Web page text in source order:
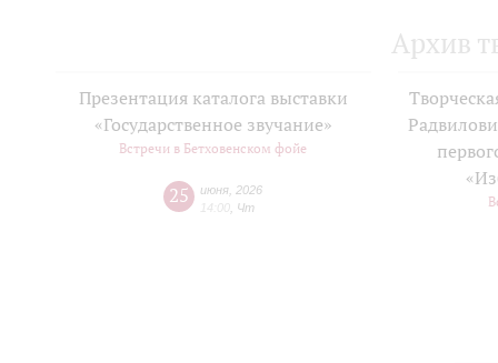
Архив
Презентация каталога выставки
«Государственное звучание»
Встречи в Бетховенском фойе
25 июня 2026
14:00 Чт